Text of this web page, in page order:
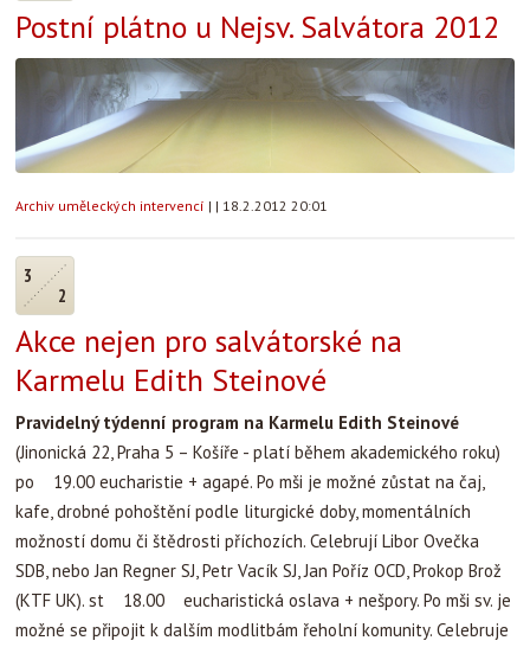
Postní plátno u Nejsv. Salvátora 2012
Archiv uměleckých intervencí | | 18.2.2012 20:01
3
2
Akce nejen pro salvátorské na
Karmelu Edith Steinové
Pravidelný týdenní program na Karmelu Edith Steinové
(Jinonická 22, Praha 5 – Košíře - platí během akademického roku)
po 19.00 eucharistie + agapé. Po mši je možné zůstat na čaj,
kafe, drobné pohoštění podle liturgické doby, momentálních
možností domu či štědrosti příchozích. Celebrují Libor Ovečka
SDB, nebo Jan Regner SJ, Petr Vacík SJ, Jan Poříz OCD, Prokop Brož
(KTF UK). st 18.00 eucharistická oslava + nešpory. Po mši sv. je
možné se připojit k dalším modlitbám řeholní komunity. Celebruje